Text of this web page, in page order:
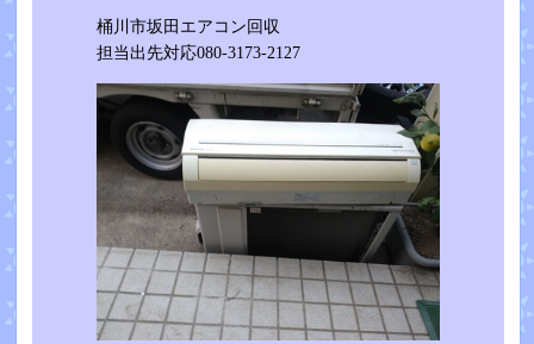
桶川市坂田エアコン回収
担当出先対応080-3173-2127